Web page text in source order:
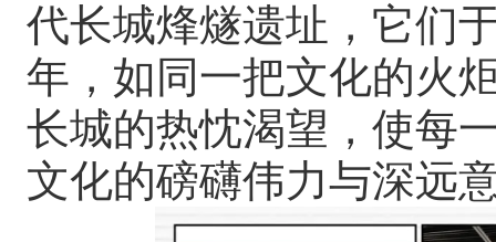
代长城烽燧遗址，它们
年，如同一把文化的火
长城的热忱渴望，使每
文化的磅礴伟力与深远